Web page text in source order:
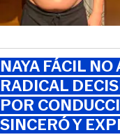
NAYA FÁCIL
RADICAL
POR
SINCERÓ Y